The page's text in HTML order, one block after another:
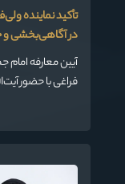
تأکید نماینده
در آگاهی‌بخشی و
آیین معارفه
فراغی با حضور